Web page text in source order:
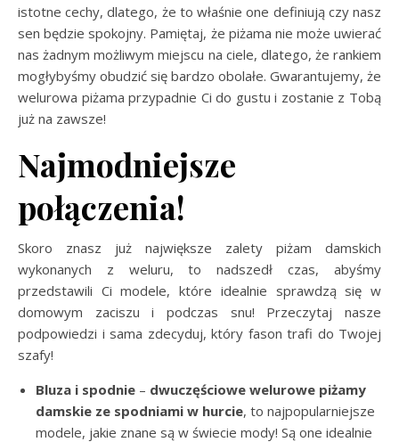
istotne cechy, dlatego, że to właśnie one definiują czy nasz
sen będzie spokojny. Pamiętaj, że piżama nie może uwierać
nas żadnym możliwym miejscu na ciele, dlatego, że rankiem
mogłybyśmy obudzić się bardzo obolałe. Gwarantujemy, że
welurowa piżama przypadnie Ci do gustu i zostanie z Tobą
już na zawsze!
Najmodniejsze
połączenia!
Skoro znasz już największe zalety piżam damskich
wykonanych z weluru, to nadszedł czas, abyśmy
przedstawili Ci modele, które idealnie sprawdzą się w
domowym zaciszu i podczas snu! Przeczytaj nasze
podpowiedzi i sama zdecyduj, który fason trafi do Twojej
szafy!
Bluza i spodnie – dwuczęściowe welurowe piżamy
damskie ze spodniami w hurcie, to najpopularniejsze
modele, jakie znane są w świecie mody! Są one idealnie